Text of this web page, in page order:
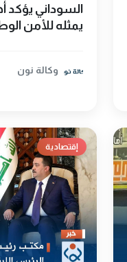
السوداني يؤكد
يمثله للأمن
وكالة نون
إقتصادية